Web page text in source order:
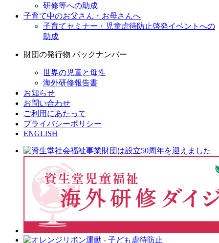
研修等への助成
子育て中のお父さん・お母さんへ
子育てセミナー・児童虐待防止啓発イベントへの
助成
財団の発行物 バックナンバー
世界の児童と母性
海外研修報告書
お知らせ
お問い合わせ
ご利用にあたって
プライバシーポリシー
ENGLISH